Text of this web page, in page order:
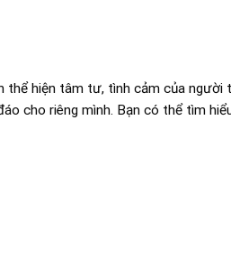
thể hiện tâm tư, tình cảm của người
cho riêng mình. Bạn có thể tìm